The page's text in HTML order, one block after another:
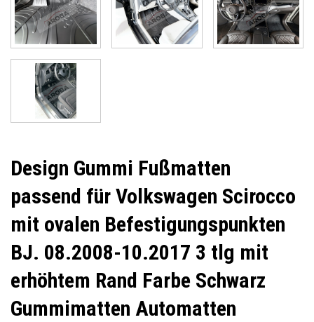
Design Gummi Fußmatten
passend für Volkswagen Scirocco
mit ovalen Befestigungspunkten
BJ. 08.2008-10.2017 3 tlg mit
erhöhtem Rand Farbe Schwarz
Gummimatten Automatten